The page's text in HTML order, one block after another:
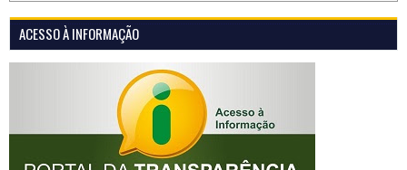
ACESSO À INFORMAÇÃO